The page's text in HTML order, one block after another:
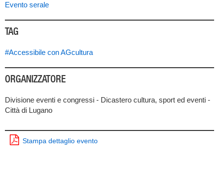
Evento serale
TAG
#Accessibile con AGcultura
ORGANIZZATORE
Divisione eventi e congressi - Dicastero cultura, sport ed eventi -
Città di Lugano
Stampa dettaglio evento